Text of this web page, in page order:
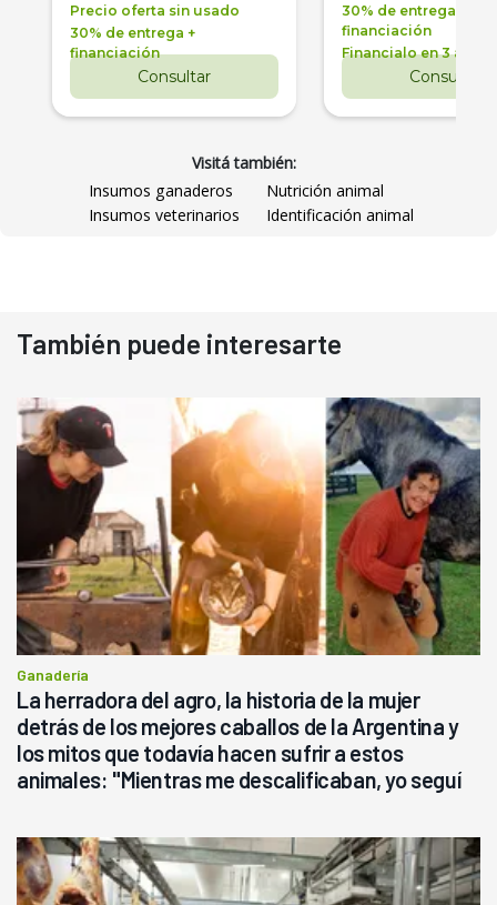
Precio oferta sin usado
30% de entrega +
financiación
Consultar
30% de entrega +
financiación
Financialo en 3 años
Consultar
Visitá también:
Insumos ganaderos
Nutrición animal
Insumos veterinarios
Identificación animal
También puede interesarte
Ganadería
La herradora del agro, la historia de la mujer
detrás de los mejores caballos de la Argentina y
los mitos que todavía hacen sufrir a estos
animales: "Mientras me descalificaban, yo seguí